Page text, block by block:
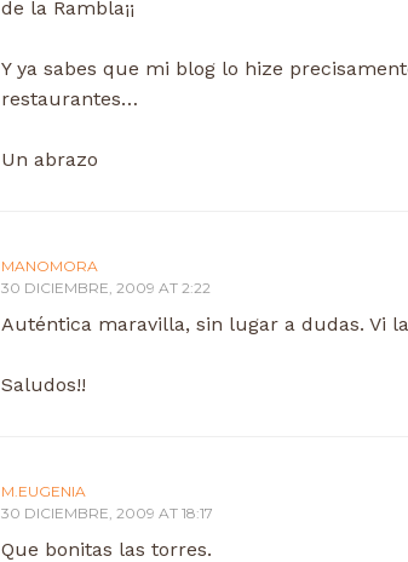
de la Rambla¡¡
Y ya sabes que mi blog lo hize
restaurantes…
Un abrazo
MANOMORA
30 DICIEMBRE, 2009 AT 2:22
Auténtica maravilla, sin lugar a dudas. Vi
Saludos!!
M.EUGENIA
30 DICIEMBRE, 2009 AT 18:17
Que bonitas las torres.